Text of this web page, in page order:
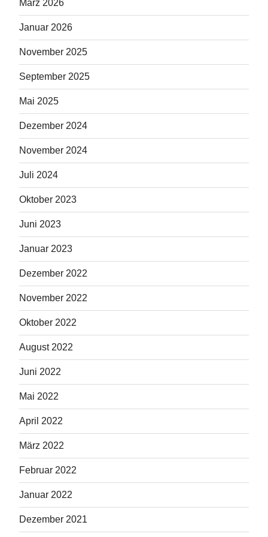
März 2026
Januar 2026
November 2025
September 2025
Mai 2025
Dezember 2024
November 2024
Juli 2024
Oktober 2023
Juni 2023
Januar 2023
Dezember 2022
November 2022
Oktober 2022
August 2022
Juni 2022
Mai 2022
April 2022
März 2022
Februar 2022
Januar 2022
Dezember 2021